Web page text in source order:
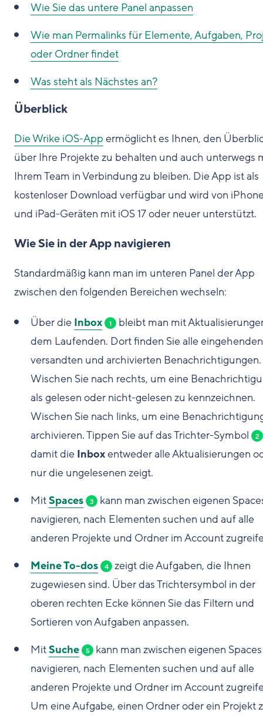
Wie Sie das untere Panel anpassen
Wie man Permalinks für Elemente, Aufgaben,
oder Ordner findet
Was steht als Nächstes an?
Überblick
Die Wrike iOS-App ermöglicht es Ihnen, den
über Ihre Projekte zu behalten und auch unterwegs
Ihrem Team in Verbindung zu bleiben. Die App ist als
kostenloser Download verfügbar und wird von
und iPad-Geräten mit iOS 17 oder neuer unterstützt.
Wie Sie in der App navigieren
Standardmäßig kann man im unteren Panel der App
zwischen den folgenden Bereichen wechseln:
Über die Inbox 1
bleibt man mit
dem Laufenden. Dort finden Sie alle
versandten und archivierten Benachrichtigungen.
Wischen Sie nach rechts, um eine
als gelesen oder nicht-gelesen zu kennzeichnen.
Wischen Sie nach links, um eine
archivieren. Tippen Sie auf das Trichter-Symbol
2
damit die Inboxentweder alle Aktualisierungen
nur die ungelesenen zeigt.
MitSpaces 3
kann man zwischen eigenen
navigieren, nach Elementen suchen und auf alle
anderen Projekte und Ordner im Account
Meine To-dos
4
zeigt die Aufgaben, die Ihnen
zugewiesen sind. Über das Trichtersymbol in der
oberen rechten Ecke können Sie das Filtern und
Sortieren von Aufgaben anpassen.
MitSuche 5
kann man zwischen eigenen Spaces
navigieren, nach Elementen suchen und auf alle
anderen Projekte und Ordner im Account
Um eine Aufgabe, einen Ordner oder ein Projekt